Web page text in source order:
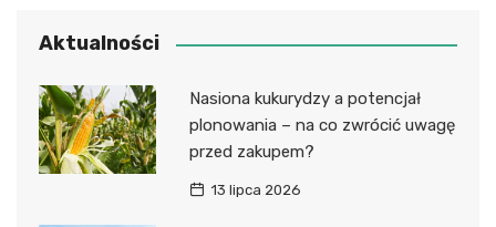
Aktualności
Nasiona kukurydzy a potencjał
plonowania – na co zwrócić uwagę
przed zakupem?
13 lipca 2026